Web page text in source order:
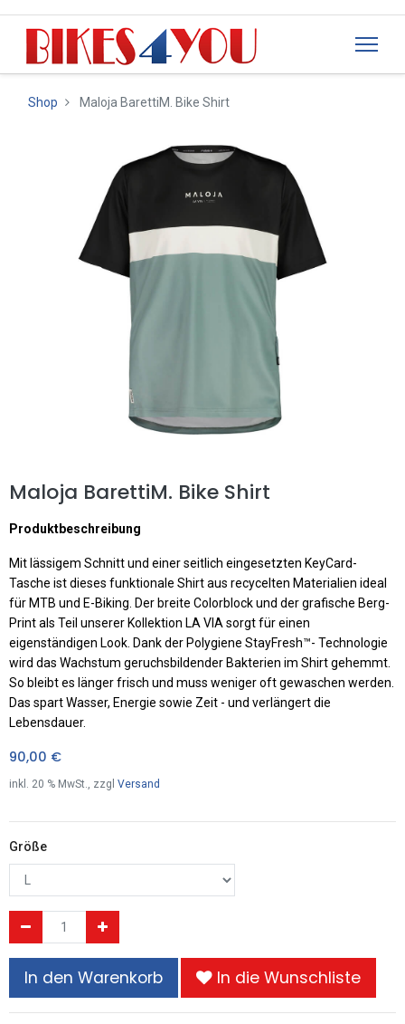
Shop Maloja BarettiM. Bike Shirt
Maloja BarettiM. Bike Shirt
Produktbeschreibung
Mit lässigem Schnitt und einer seitlich eingesetzten KeyCard-
Tasche ist dieses funktionale Shirt aus recycelten Materialien ideal
für MTB und E-Biking. Der breite Colorblock und der grafische Berg-
Print als Teil unserer Kollektion LA VIA sorgt für einen
eigenständigen Look. Dank der Polygiene StayFresh™- Technologie
wird das Wachstum geruchsbildender Bakterien im Shirt gehemmt.
So bleibt es länger frisch und muss weniger oft gewaschen werden.
Das spart Wasser, Energie sowie Zeit - und verlängert die
Lebensdauer.
90,00 €
inkl. 20 % MwSt., zzgl Versand
Größe
In den Warenkorb In die Wunschliste